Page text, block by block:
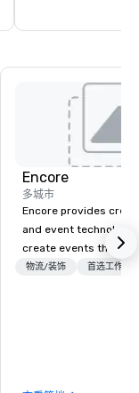
Encore
多城市
Encore provides
and event technology
create events that
creates memorable
物流/装饰 首选工作人